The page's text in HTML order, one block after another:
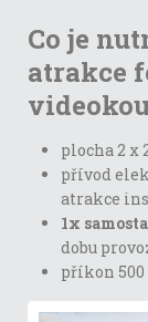
Co je
atrakce
plocha 2 x
přívod
atrakce
1x
dobu
příkon 500